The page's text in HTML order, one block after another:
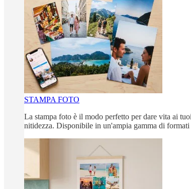
STAMPA FOTO
La stampa foto è il modo perfetto per dare vita ai
nitidezza. Disponibile in un'ampia gamma di